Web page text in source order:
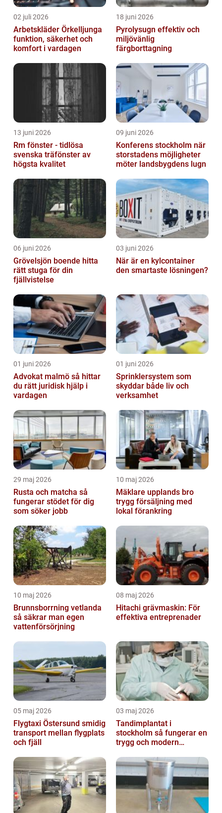
02 juli 2026
Arbetskläder Örkelljunga
funktion, säkerhet och
komfort i vardagen
18 juni 2026
Pyrolysugn effektiv och
miljövänlig
färgborttagning
13 juni 2026
Rm fönster - tidlösa
svenska träfönster av
högsta kvalitet
09 juni 2026
Konferens stockholm när
storstadens möjligheter
möter landsbygdens lugn
06 juni 2026
Grövelsjön boende hitta
rätt stuga för din
fjällvistelse
03 juni 2026
När är en kylcontainer
den smartaste lösningen?
01 juni 2026
Advokat malmö så hittar
du rätt juridisk hjälp i
vardagen
01 juni 2026
Sprinklersystem som
skyddar både liv och
verksamhet
29 maj 2026
Rusta och matcha så
fungerar stödet för dig
som söker jobb
10 maj 2026
Mäklare upplands bro
trygg försäljning med
lokal förankring
10 maj 2026
Brunnsborrning vetlanda
så säkrar man egen
vattenförsörjning
08 maj 2026
Hitachi grävmaskin: För
effektiva entreprenader
05 maj 2026
Flygtaxi Östersund smidig
transport mellan flygplats
och fjäll
03 maj 2026
Tandimplantat i
stockholm så fungerar en
trygg och modern